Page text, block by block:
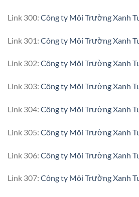
Link 300: Công ty Môi Trường Xanh
Link 301: Công ty Môi Trường Xanh
Link 302: Công ty Môi Trường Xanh
Link 303: Công ty Môi Trường Xanh
Link 304: Công ty Môi Trường Xanh
Link 305: Công ty Môi Trường Xanh
Link 306: Công ty Môi Trường Xanh
Link 307: Công ty Môi Trường Xanh